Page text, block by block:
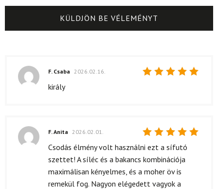
F. Csaba 2026.02.16.
király
Értékelés:
F. Anita 2026.02.01.
Csodás élmény volt használni ezt a sífutó
szettet! A síléc és a bakancs kombinációja
maximálisan kényelmes, és a moher öv is
remekül fog. Nagyon elégedett vagyok a